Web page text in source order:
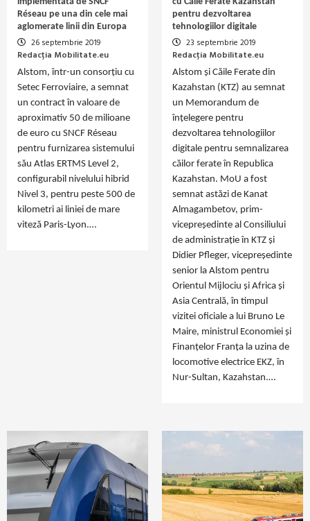
Réseau pe una din cele mai
aglomerate linii din Europa
26 septembrie 2019
Redacția Mobilitate.eu
Alstom, într-un consorțiu cu
Setec Ferroviaire, a semnat
un contract în valoare de
aproximativ 50 de milioane
de euro cu SNCF Réseau
pentru furnizarea sistemului
său Atlas ERTMS Level 2,
configurabil nivelului hibrid
Nivel 3, pentru peste 500 de
kilometri ai liniei de mare
viteză Paris-Lyon.…
pentru dezvoltarea
tehnologiilor digitale
23 septembrie 2019
Redacția Mobilitate.eu
Alstom și Căile Ferate din
Kazahstan (KTZ) au semnat
un Memorandum de
înțelegere pentru
dezvoltarea tehnologiilor
digitale pentru semnalizarea
căilor ferate în Republica
Kazahstan. MoU a fost
semnat astăzi de Kanat
Almagambetov, prim-
vicepreședinte al Consiliului
de administrație în KTZ și
Didier Pfleger, vicepreședinte
senior la Alstom pentru
Orientul Mijlociu și Africa și
Asia Centrală, în timpul
vizitei oficiale a lui Bruno Le
Maire, ministrul Economiei și
Finanțelor Franța la uzina de
locomotive electrice EKZ, în
Nur-Sultan, Kazahstan.…